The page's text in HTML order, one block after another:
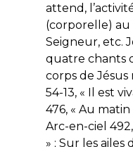
attend,
(corporelle) au
Seigneur, etc.
quatre chants
corps de Jésus
54-13, « Il est
476, « Au matin
Arc-en-ciel 492,
» ; Sur les ailes